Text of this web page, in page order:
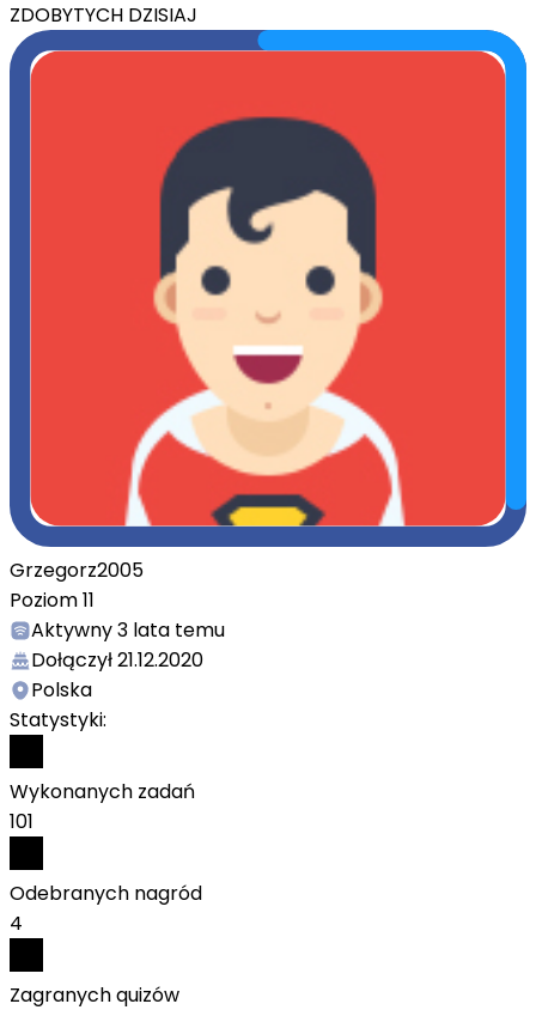
ZDOBYTYCH DZISIAJ
Grzegorz2005
Poziom11
Aktywny3 lata temu
Dołączył21.12.2020
Polska
Statystyki:
Wykonanych zadań
101
Odebranych nagród
4
Zagranych quizów